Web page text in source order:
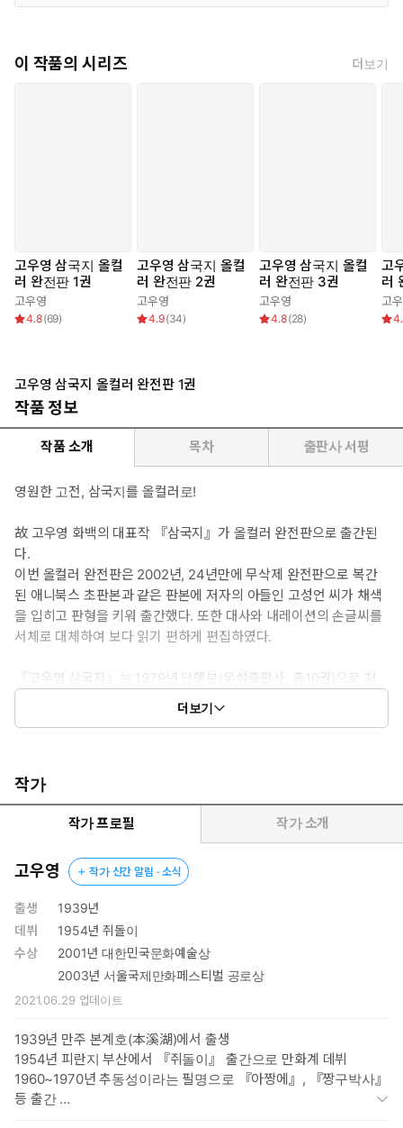
이 작품의 시리즈 더보기
고우영 삼국지 올컬
러 완전판 1권
고우영
4.8(69)
고우영 삼국지 올컬
러 완전판 2권
고우영
4.9(34)
고우영 삼국지 올컬
러 완전판 3권
고우영
4.8(28)
고
러
고
고우영 삼국지 올컬러 완전판 1권
작품 정보
작품 소개 목차 출판사 서평
영원한 고전, 삼국지를 올컬러로!
故 고우영 화백의 대표작 『삼국지』가 올컬러 완전판으로 출간된
다.
이번 올컬러 완전판은 2002년, 24년만에 무삭제 완전판으로 복간
된 애니북스 초판본과 같은 판본에 저자의 아들인 고성언 씨가 채색
을 입히고 판형을 키워 출간했다. 또한 대사와 내레이션의 손글씨를
서체로 대체하여 보다 읽기 편하게 편집하였다.
『고우영 삼국지』는 1979년 단행본(우석출판사, 총10권)으로 처
음 출간되었을 때, 심의과정에서 폭력과 선정성 등의 이유로 무려
100여 페이지가 삭제, 수정되었다. 이런 불행은 여기서 그치지 않았
"아이는 당시 군용트럭 비슷한 것에 깔려 팔 다리 몸통이 갈가리 찢
기는 사고를 당하게 된다. 아비 되는 내가 애통했던 것은 당연한 일
이겠지만 그보다 더 절통했던 것은 그 불구가 된 아이를 병원에 데
려가 치료해줄 엄두를 못 내고 24세의 청년이 되기까지 길거리에서
앵벌이를 시켰다는 사실이다."(「작가의 말」에서)
이번에 출간한 『올컬러 완전판 삼국지』 또한 초판본 열 권을 기본
으로 하되, 초판본 출간 당시 삭제 수정된 부분을 지은이가 생전에
직접 복원한 것이다.
복원은 쉽지 않았다. 1978년 연재 당시 오리지널 원고는 거의 망
는 과정에서 많은 시간과 노력이 들었다.
뒷그림이 배어 나온 페이지들을 일일이 지워서 바로잡는다거나
흐릿한 선과 글씨 등을 최대한 선명하게 손질하여 해상도를 높
였다. 또한 표기법이 달라진 지문이며 대사는 현행 한글맞춤법
에 맞게 수정을 하되, 지은이의 필체를 그대로 살렸다. 이런 과정
더보기
작가
작가 프로필 작가 소개
고우영 작가 신간 알림 · 소식
출생
1939년
데뷔
1954년 쥐돌이
수상
2001년 대한민국문화예술상
2003년 서울국제만화페스티벌 공로상
2021.06.29 업데이트
1939년 만주 본계호(本溪湖)에서 출생
1954년 피란지 부산에서 『쥐돌이』 출간으로 만화계 데뷔
1960~1970년 추동성이라는 필명으로 『아짱에』, 『짱구박사』
등 출간